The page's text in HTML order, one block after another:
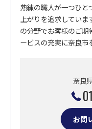
熟練の職人が一つひと
上がりを追求してい
の分野でお客様のご期
ービスの充実に奈良市
奈良
お問